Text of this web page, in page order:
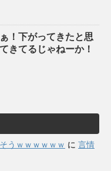
！下がってきたと思
きてるじゃねーか！
うｗｗｗｗｗｗ に 言情